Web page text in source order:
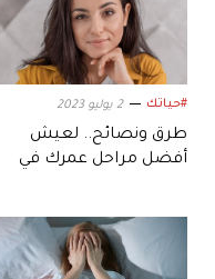
#حياتك 2 يوليو 2023
طرق ونصائح.. لعيش
أفضل مراحل عمرك في